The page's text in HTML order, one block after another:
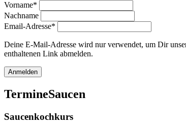
Vorname*
Nachname
Email-Adresse*
Deine E-Mail-Adresse wird nur verwendet, um Dir
enthaltenen Link abmelden.
TermineSaucen
Saucenkochkurs